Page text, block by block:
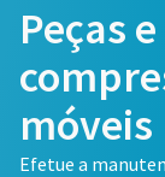
Peças
móveis
Efetue a